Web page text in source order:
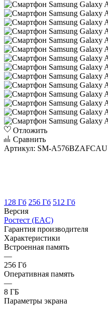
Отложить
Сравнить
Артикул: SM-A576BZAFCAU
128 Гб 256 Гб 512 Гб
Версия
Ростест (EAC)
Гарантия производителя
Характеристики
Встроенная память
—
256 Гб
Оперативная память
—
8 ГБ
Параметры экрана